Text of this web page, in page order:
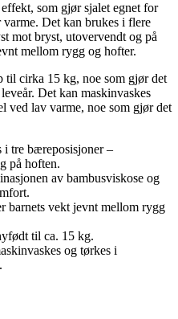
som gjør sjalet egnet for
Det kan brukes i flere
mot bryst, utovervendt og på
mellom rygg og hofter.
til cirka 15 kg, noe som gjør det
Det kan maskinvaskes
ved lav varme, noe som gjør det
i tre bæreposisjoner –
på hoften.
av bambusviskose og
barnets vekt jevnt mellom rygg
til ca. 15 kg.
og tørkes i